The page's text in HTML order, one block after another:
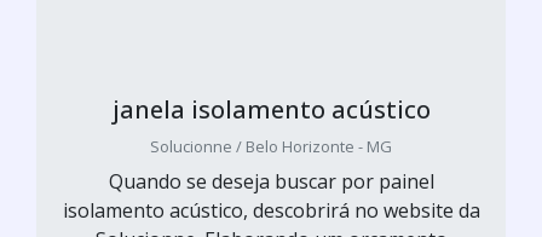
janela isolamento acústico
Solucionne / Belo Horizonte - MG
Quando se deseja buscar por painel
isolamento acústico, descobrirá no website da